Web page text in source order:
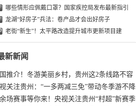
哪些情形应佩戴口罩？国家疾控局发布最新指引
龙湖“好房子”兵法：卷产品才会出好房子
老街“新生”！太平路改造提升城市更新项目建
新新闻
推介！冬游美丽乡村，贵州这2条线路不容
关注贵州：“一多两减三免”带动冬季游不降
场赛事等你来！央视关注贵州“村超”新赛季